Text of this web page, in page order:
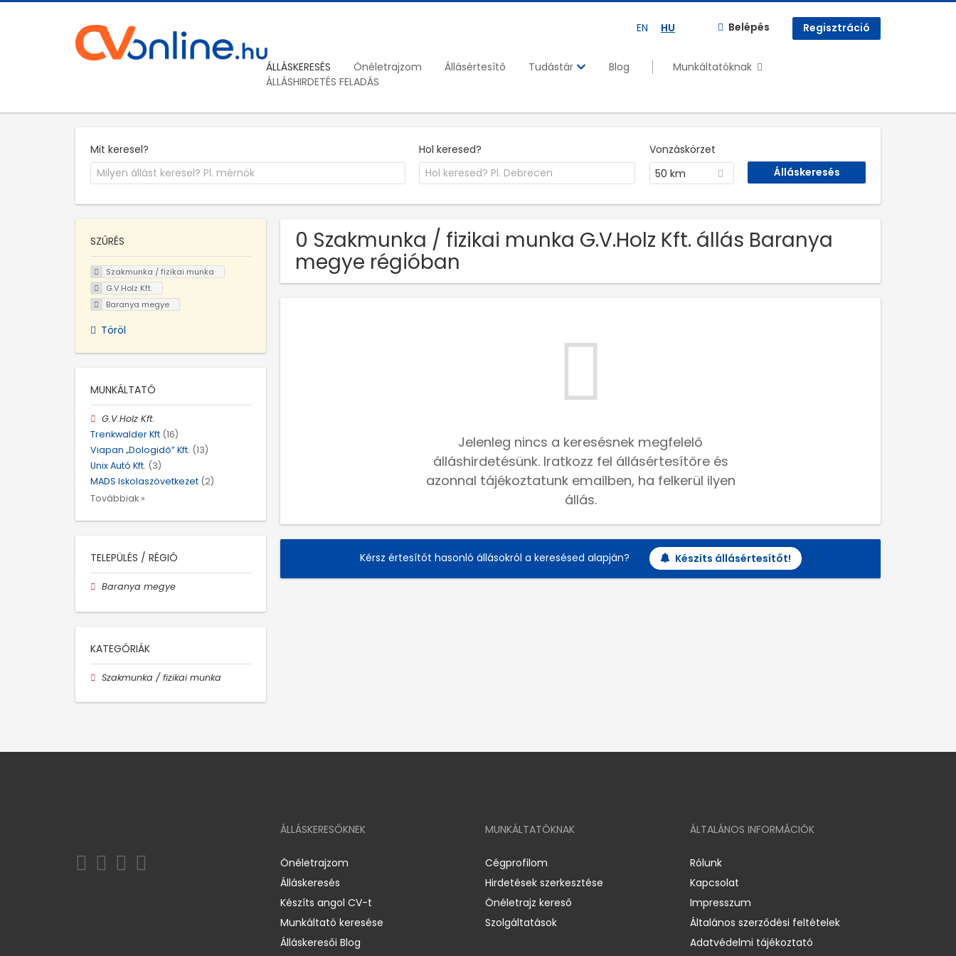
EN HU Belépés Regisztráció
ÁLLÁSKERESÉS Önéletrajzom Állásértesítő Tudástár Blog
Munkáltatóknak
ÁLLÁSHIRDETÉS FELADÁS
Mit keresel? Hol keresed?
Vonzáskörzet
50 km
0 Szakmunka / fizikai munka G.V.Holz Kft. állás Baranya
megye régióban
Jelenleg nincs a keresésnek megfelelő
álláshirdetésünk. Iratkozz fel állásértesítőre és
azonnal tájékoztatunk emailben, ha felkerül ilyen
állás.
Kérsz értesítőt hasonló állásokról a keresésed alapján? Készíts állásértesítőt!
SZŰRÉS
Szakmunka / fizikai munka
G.V.Holz Kft.
Baranya megye
Töröl
MUNKÁLTATÓ
G.V.Holz Kft.
Trenkwalder Kft (16)
Viapan „Dologidő” Kft. (13)
Unix Autó Kft. (3)
MADS Iskolaszövetkezet (2)
Továbbiak »
TELEPÜLÉS / RÉGIÓ
Baranya megye
KATEGÓRIÁK
Szakmunka / fizikai munka
ÁLLÁSKERESŐKNEK
Önéletrajzom
Álláskeresés
Készíts angol CV-t
Munkáltató keresése
Álláskeresői Blog
MUNKÁLTATÓKNAK
Cégprofilom
Hirdetések szerkesztése
Önéletrajz kereső
Szolgáltatások
ÁLTALÁNOS INFORMÁCIÓK
Rólunk
Kapcsolat
Impresszum
Általános szerződési feltételek
Adatvédelmi tájékoztató